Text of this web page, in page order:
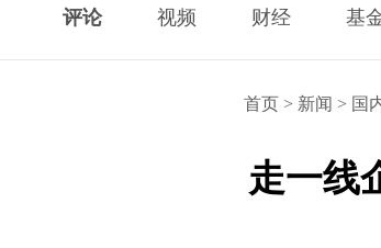
评论 视频 财经 基
首页 > 新闻 > 国
走一线